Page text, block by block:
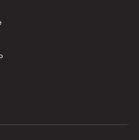
cookies na zhromažďovanie a
a používaní webu,